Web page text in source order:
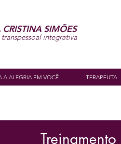
CRISTINA SIMÕES
integrativa
A ALEGRIA EM VOCÊ TERAPEUTA